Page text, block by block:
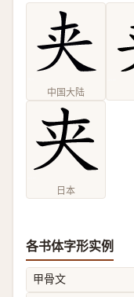
中国大陆
日本
各书体字形实例
甲骨文